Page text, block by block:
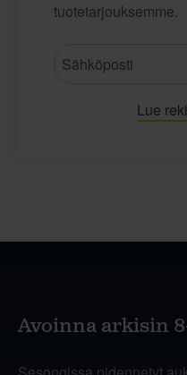
tuotetarjouksemme.
Lue
Avoinna arkisin